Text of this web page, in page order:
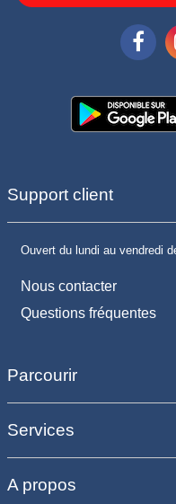
Support client
Ouvert du lundi au vendredi
Nous contacter
Questions fréquentes
Parcourir
Services
A propos